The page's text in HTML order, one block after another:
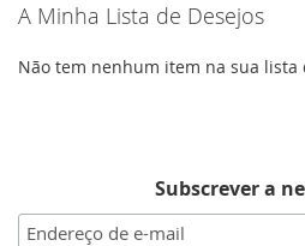
A Minha Lista de Desejos
Não tem nenhum item na sua lista
Subscrever a